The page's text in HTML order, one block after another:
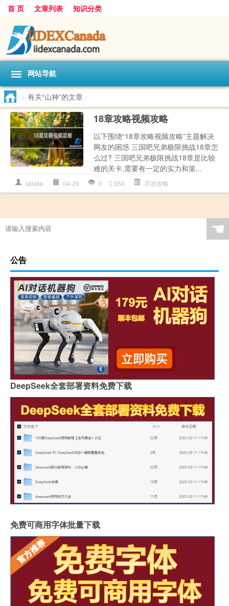
首 页 文章列表 知识分类
网站导航
> 有关“山神”的文章
18章攻略视频攻略
以下围绕“18章攻略视频攻略”主题解决
网友的困惑 三国吧兄弟极限挑战18章怎
么过? 三国吧兄弟极限挑战18章是比较
难的关卡,需要有一定的实力和策...
sslake 04-29 0 556 手游攻略
☚
公告
DeepSeek全套部署资料免费下载
免费可商用字体批量下载